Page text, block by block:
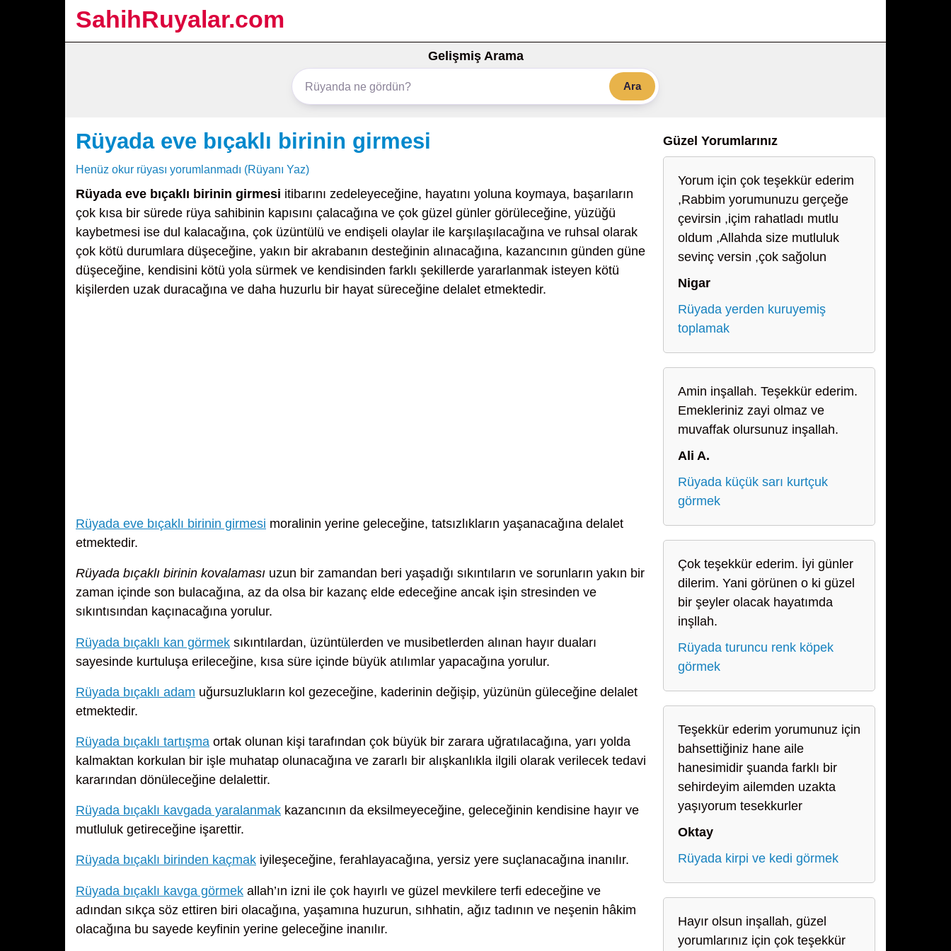
SahihRuyalar.com
Gelişmiş Arama
Ara
Rüyada eve bıçaklı birinin girmesi
Henüz okur rüyası yorumlanmadı (Rüyanı Yaz)
Rüyada eve bıçaklı birinin girmesi itibarını zedeleyeceğine, hayatını yoluna koymaya, başarıların
çok kısa bir sürede rüya sahibinin kapısını çalacağına ve çok güzel günler görüleceğine, yüzüğü
kaybetmesi ise dul kalacağına, çok üzüntülü ve endişeli olaylar ile karşılaşılacağına ve ruhsal olarak
çok kötü durumlara düşeceğine, yakın bir akrabanın desteğinin alınacağına, kazancının günden güne
düşeceğine, kendisini kötü yola sürmek ve kendisinden farklı şekillerde yararlanmak isteyen kötü
kişilerden uzak duracağına ve daha huzurlu bir hayat süreceğine delalet etmektedir.
Rüyada eve bıçaklı birinin girmesi moralinin yerine geleceğine, tatsızlıkların yaşanacağına delalet
etmektedir.
Rüyada bıçaklı birinin kovalaması uzun bir zamandan beri yaşadığı sıkıntıların ve sorunların yakın bir
zaman içinde son bulacağına, az da olsa bir kazanç elde edeceğine ancak işin stresinden ve
sıkıntısından kaçınacağına yorulur.
Rüyada bıçaklı kan görmek sıkıntılardan, üzüntülerden ve musibetlerden alınan hayır duaları
sayesinde kurtuluşa erileceğine, kısa süre içinde büyük atılımlar yapacağına yorulur.
Rüyada bıçaklı adam uğursuzlukların kol gezeceğine, kaderinin değişip, yüzünün güleceğine delalet
etmektedir.
Rüyada bıçaklı tartışma ortak olunan kişi tarafından çok büyük bir zarara uğratılacağına, yarı yolda
kalmaktan korkulan bir işle muhatap olunacağına ve zararlı bir alışkanlıkla ilgili olarak verilecek tedavi
kararından dönüleceğine delalettir.
Rüyada bıçaklı kavgada yaralanmak kazancının da eksilmeyeceğine, geleceğinin kendisine hayır ve
mutluluk getireceğine işarettir.
Rüyada bıçaklı birinden kaçmak iyileşeceğine, ferahlayacağına, yersiz yere suçlanacağına inanılır.
Rüyada bıçaklı kavga görmek allah’ın izni ile çok hayırlı ve güzel mevkilere terfi edeceğine ve
adından sıkça söz ettiren biri olacağına, yaşamına huzurun, sıhhatin, ağız tadının ve neşenin hâkim
olacağına bu sayede keyfinin yerine geleceğine inanılır.
Güzel Yorumlarınız
Yorum için çok teşekkür ederim
,Rabbim yorumunuzu gerçeğe
çevirsin ,içim rahatladı mutlu
oldum ,Allahda size mutluluk
sevinç versin ,çok sağolun
Nigar
Rüyada yerden kuruyemiş
toplamak
Amin inşallah. Teşekkür ederim.
Emekleriniz zayi olmaz ve
muvaffak olursunuz inşallah.
Ali A.
Rüyada küçük sarı kurtçuk
görmek
Çok teşekkür ederim. İyi günler
dilerim. Yani görünen o ki güzel
bir şeyler olacak hayatımda
inşllah.
Rüyada turuncu renk köpek
görmek
Teşekkür ederim yorumunuz için
bahsettiğiniz hane aile
hanesimidir şuanda farklı bir
sehirdeyim ailemden uzakta
yaşıyorum tesekkurler
Oktay
Rüyada kirpi ve kedi görmek
Hayır olsun inşallah, güzel
yorumlarınız için çok teşekkür